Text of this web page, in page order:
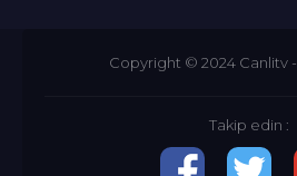
Copyright © 2024 Canlitv-
Takip edin :